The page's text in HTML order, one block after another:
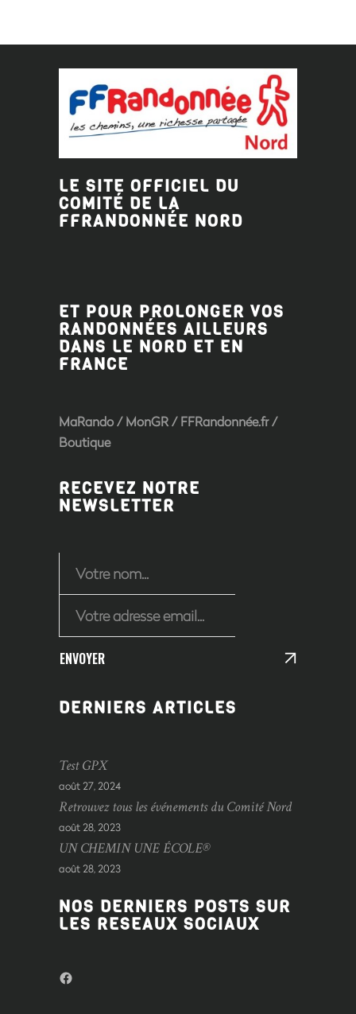
LE SITE OFFICIEL DU
COMITÉ DE LA
FFRANDONNÉE NORD
ET POUR PROLONGER VOS
RANDONNÉES AILLEURS
DANS LE NORD ET EN
FRANCE
MaRando / MonGR / FFRandonnée.fr /
Boutique
RECEVEZ NOTRE
NEWSLETTER
ENVOYER
DERNIERS ARTICLES
Test GPX
août 27, 2024
Retrouvez tous les événements du Comité Nord
août 28, 2023
UN CHEMIN UNE ÉCOLE®
août 28, 2023
NOS DERNIERS POSTS SUR
LES RESEAUX SOCIAUX
Facebook